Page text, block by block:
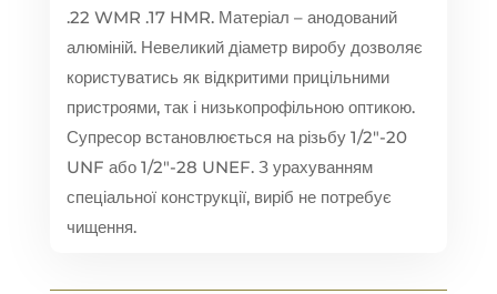
.22 WMR .17 HMR. Матеріал – анодований
алюміній. Невеликий діаметр виробу дозволяє
користуватись як відкритими прицільними
пристроями, так і низькопрофільною оптикою.
Супресор встановлюється на різьбу 1/2″-20
UNF або 1/2″-28 UNEF. З урахуванням
спеціальної конструкції, виріб не потребує
чищення.